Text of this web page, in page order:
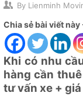
By Lienminh
Chia sẻ bài viết
Khi có nhu
hàng cần
tư vấn xe +